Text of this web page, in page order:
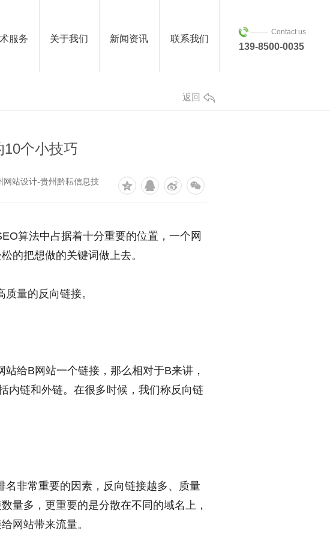
服务 关于我们 新闻资讯 联系我们
Contact us
139-8500-0035
返回
个小技巧
网站设计-贵州黔耘信息技
算法中占据着十分重要的位置，一个网
的把想做的关键词做上去。
量的反向链接。
给B网站一个链接，那么相对于B来讲，
内链和外链。在很多时候，我们称反向链
非常重要的因素，反向链接越多、质量
量多，更重要的是分散在不同的域名上，
网站带来流量。